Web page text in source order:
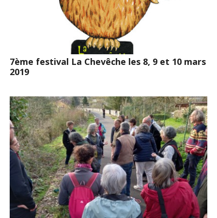
7ème festival La Chevêche les 8, 9 et 10 mars
2019